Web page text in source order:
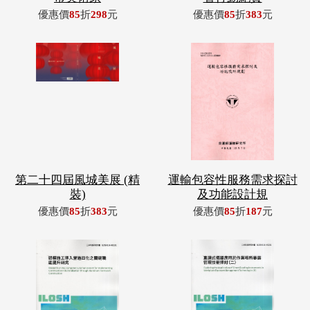
優惠價85折298元 優惠價85折383元
第二十四屆風城美展 (精
裝)
優惠價85折383元
運輸包容性服務需求探討
及功能設計規
優惠價85折187元